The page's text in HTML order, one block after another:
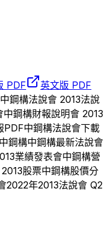
PDF
英文版 PDF
中鋼構法說會 2013法說
中鋼構財報說明會 2013
PDF中鋼構法說會下載
中鋼構中鋼構最新法說會
業績發表會中鋼構營
2013股票中鋼構股價分
2022年2013法說會 Q2